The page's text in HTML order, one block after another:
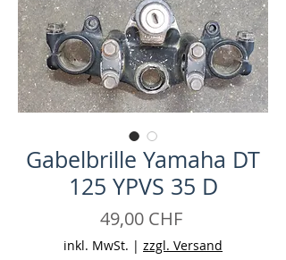
Gabelbrille Yamaha DT
125 YPVS 35 D
49,00 CHFPreis
inkl. MwSt. | zzgl. Versand